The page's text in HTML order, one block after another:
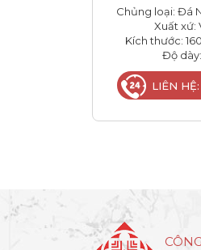
Chủng loại: Đá
Xuất xứ:
Kích thước:
Độ
LIÊN